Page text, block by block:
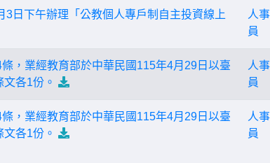
日下午辦理「公教個人專戶制自主投資線上
人
員
，業經教育部於中華民國115年4月29日以臺
各1份。
人
員
，業經教育部於中華民國115年4月29日以臺
各1份。
人
員